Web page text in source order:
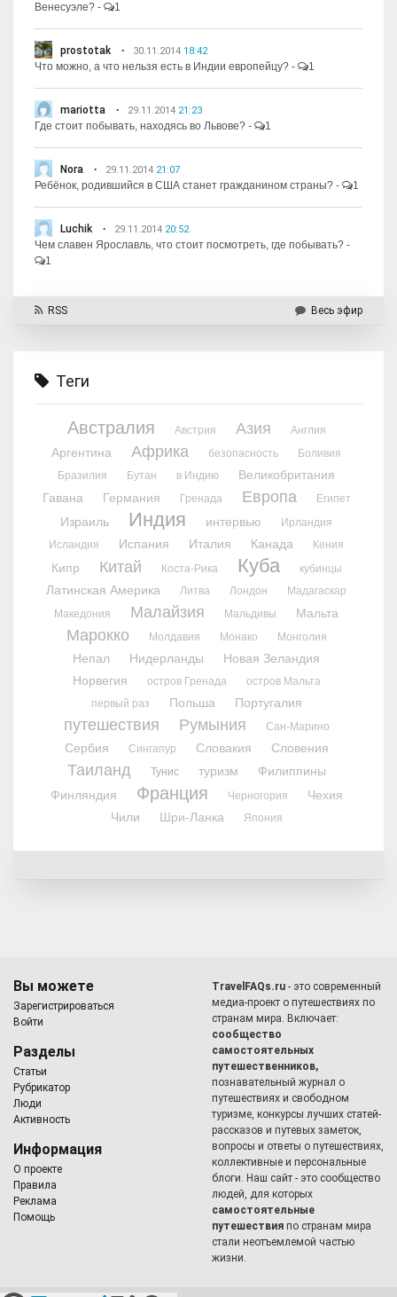
Венесуэле? - 1
prostotak 30.11.2014 18:42
Что можно, а что нельзя есть в Индии европейцу? - 1
mariotta 29.11.2014 21:23
Где стоит побывать, находясь во Львове? - 1
Nora 29.11.2014 21:07
Ребёнок, родившийся в США станет гражданином страны? - 1
Luchik 29.11.2014 20:52
Чем славен Ярославль, что стоит посмотреть, где побывать? -
1
RSS Весь эфир
Теги
Австралия Австрия Азия Англия
Аргентина Африка безопасность
Боливия
Бразилия
Бутан в Индию
Великобритания
Гавана
Германия Гренада Европа Египет
Израиль Индия интервью
Ирландия
Исландия
Испания Италия Канада Кения
Кипр Китай Коста-Рика Куба кубинцы
Латинская Америка Литва Лондон
Мадагаскар
Македония
Малайзия Мальдивы Мальта
Марокко Молдавия Монако Монголия
Непал Нидерланды
Новая Зеландия
Норвегия
остров Гренада
остров Мальта
первый раз
Польша Португалия
путешествия Румыния Сан-Марино
Сербия Сингапур Словакия Словения
Таиланд Тунис туризм
Филиппины
Финляндия
Франция Черногория
Чехия
Чили
Шри-Ланка Япония
Вы можете
Зарегистрироваться
Войти
Разделы
Статьи
Рубрикатор
Люди
Активность
Информация
О проекте
Правила
Реклама
Помощь
TravelFAQs.ru - это современный
медиа-проект о путешествиях по
странам мира. Включает:
сообщество
самостоятельных
путешественников,
познавательный журнал о
путешествиях и свободном
туризме, конкурсы лучших статей-
рассказов и путевых заметок,
вопросы и ответы о путешествиях,
коллективные и персональные
блоги. Наш сайт - это сообщество
людей, для которых
самостоятельные
путешествия по странам мира
стали неотъемлемой частью
жизни.